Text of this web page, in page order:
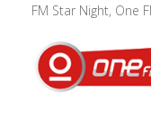
FM Star Night, One